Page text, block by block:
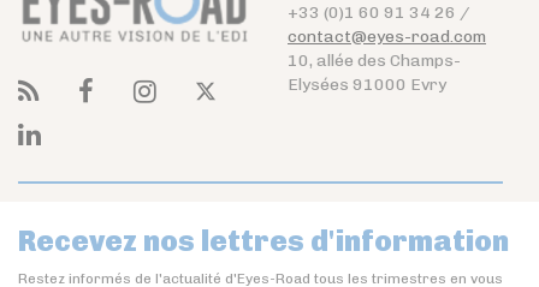
+33 (0)1 60 91 34 26 /
contact@eyes-road.com
10, allée des Champs-
Elysées 91000 Evry
Recevez nos lettres d'information
Restez informés de l'actualité d'Eyes-Road tous les trimestres en vous